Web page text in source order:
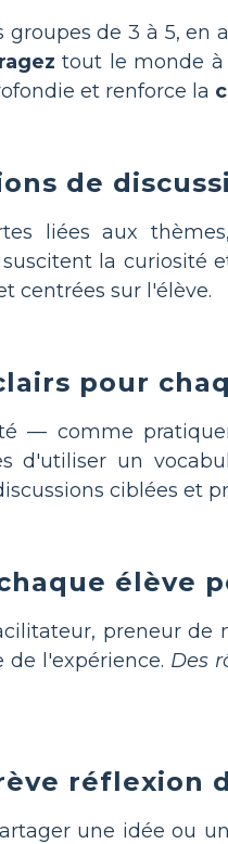
groupes de 3 à 5,
tout le monde à
et renforce la
de
liées aux
la curiosité
centrées sur l'élève.
pour
— comme
d'utiliser un
ciblées et
élève
preneur de
de l'expérience. Des
réflexion
une idée ou